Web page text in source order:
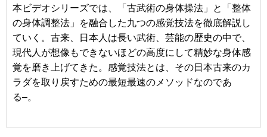
本ビデオシリーズでは、「古武術の身体操法」と「整体
の身体調整法」を融合した九つの感覚技法を徹底解説し
ていく。古来、日本人は長い武術、芸能の歴史の中で、
現代人が想像もできないほどの高度にして精妙な身体感
覚を磨き上げてきた。感覚技法とは、その日本古来のカ
ラダを取り戻すための最短最速のメソッドなのであ
る–。